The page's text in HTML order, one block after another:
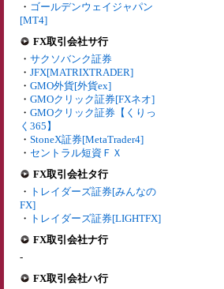
・ ゴールデンウェイジャパン
[MT4]
FX取引会社サ行
・ サクソバンク証券
・ JFX[MATRIXTRADER]
・ GMO外貨[外貨ex]
・ GMOクリック証券[FXネオ]
・ GMOクリック証券【くりっ
く365】
・ StoneX証券[MetaTrader4]
・ セントラル短資ＦＸ
FX取引会社タ行
・ トレイダーズ証券[みんなの
FX]
・ トレイダーズ証券[LIGHTFX]
FX取引会社ナ行
-
FX取引会社ハ行